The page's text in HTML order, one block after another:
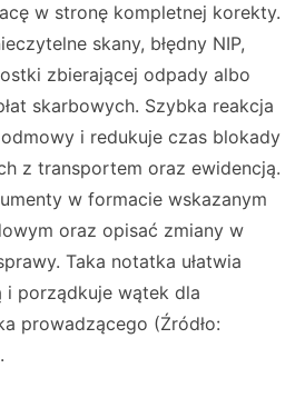
w stronę kompletnej korekty.
skany, błędny NIP,
zbierającej odpady albo
skarbowych. Szybka reakcja
i redukuje czas blokady
z transportem oraz ewidencją.
w formacie wskazanym
oraz opisać zmiany w
Taka notatka ułatwia
i porządkuje wątek dla
prowadzącego (Źródło: